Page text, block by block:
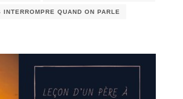
INTERROMPRE QUAND ON PARLE